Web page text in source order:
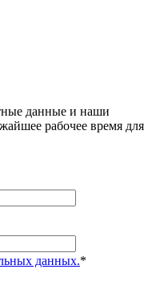
данные и наши
рабочее время для
данных.*